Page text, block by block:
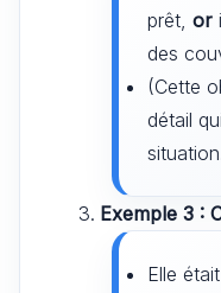
prêt, or
des
(Cette
détail
Exemple 3 :
Elle